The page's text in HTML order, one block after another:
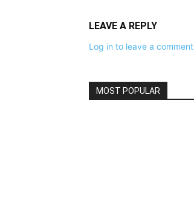
LEAVE A REPLY
Log in to leave a comment
MOST POPULAR